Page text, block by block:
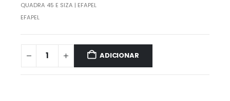
QUADRA 45 E SIZA | EFAPEL
EFAPEL
ADICIONAR